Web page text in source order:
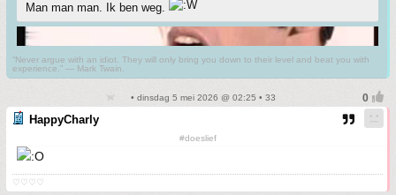
Man man man. Ik ben weg.
“Never argue with an idiot. They will only bring you down to their level and beat you with
experience.” ― Mark Twain.
• dinsdag 5 mei 2026 @ 02:25 • 33
HappyCharly
#doeslief
♡♡♡♡